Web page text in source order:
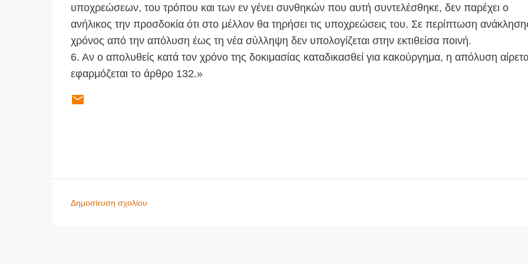
υποχρεώσεων, του τρόπου και των εν γένει συνθηκών που αυτή συντελέσθηκε, δεν παρέχει ο
ανήλικος την προσδοκία ότι στο μέλλον θα τηρήσει τις υποχρεώσεις του. Σε περίπτωση
χρόνος από την απόλυση έως τη νέα σύλληψη δεν υπολογίζεται στην εκτιθείσα ποινή.
6. Αν ο απολυθείς κατά τον χρόνο της δοκιμασίας καταδικασθεί για κακούργημα, η απόλυση
εφαρμόζεται το άρθρο 132.»
Δημοσίευση σχολίου